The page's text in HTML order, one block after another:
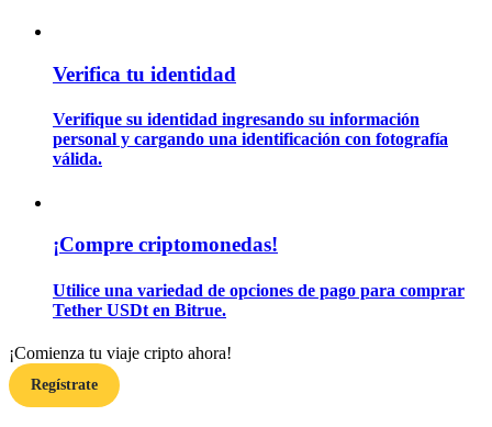
Estrategias comerciales
Aprenda cómo mantenerse rentable
Verifica tu identidad
Verifique su identidad ingresando su información
personal y cargando una identificación con fotografía
válida.
¡Compre criptomonedas!
Utilice una variedad de opciones de pago para comprar
Tether USDt en Bitrue.
¡Comienza tu viaje cripto ahora!
Regístrate